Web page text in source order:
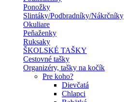
Ponožky
Slintáky/Podbradníky/Nákrčníky
Okuliare
Peňaženky
Ruksaky
ŠKOLSKÉ TAŠKY
Cestovné tašky
Organizéry, tašky na kočík
Pre koho?
Dievčatá
Chlapci